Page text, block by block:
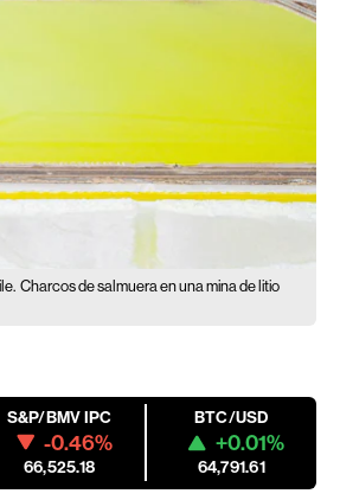
Charcos de salmuera en una mina de litio
S&P/BMV IPC
-0.46%
66,525.18
BTC/USD
+0.01%
64,791.61